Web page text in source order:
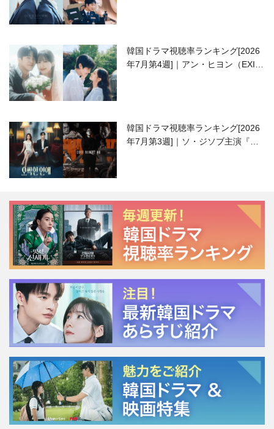
韓国ドラマ視聴率ランキング[2026
年7月第4週]｜アン・ヒヨン（EXID
韓国ドラマ視聴率ランキング[2026
年7月第3週]｜ソ・ジソブ主演『エ